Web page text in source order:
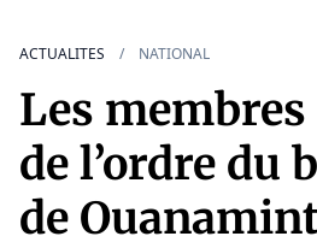
ACTUALITES NATIONAL
Les membres
de l’ordre du
de